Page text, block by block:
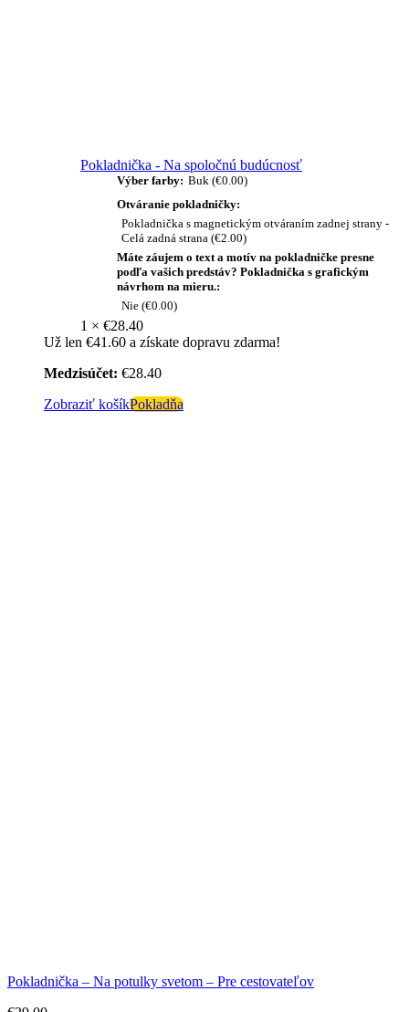
Pokladnička - Na spoločnú budúcnosť
Výber farby: Buk (€0.00)
Otváranie pokladničky:
Pokladnička s magnetickým otváraním zadnej strany -
Celá zadná strana (€2.00)
Máte záujem o text a motív na pokladničke presne
podľa vašich predstáv? Pokladnička s grafickým
návrhom na mieru.:
Nie (€0.00)
1 × €28.40
Už len €41.60 a získate dopravu zdarma!
Medzisúčet: €28.40
Zobraziť košíkPokladňa
Pokladnička – Na potulky svetom – Pre cestovateľov